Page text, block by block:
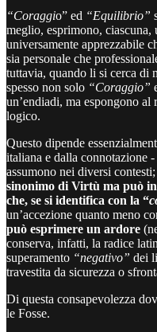
“Coraggio” ed “Equilibrio”
meglio, esprimono,
universamente apprezzabile
sia personale che
tuttavia, quando li si cerca di
spesso non solo “Coraggio”
un’endiadi, ma espongono
logico.
Questo dipende
italiana e dalla connotazione
assumono nei diversi
sinonimo di Virtù ma può
che, se si identifica con la “
un’accezione quanto meno
può esprimere un ardore
conserva, infatti, la radice
superamento “negativo” dei
travestita da sicurezza o
Di questa consapevolezza
le Fosse.